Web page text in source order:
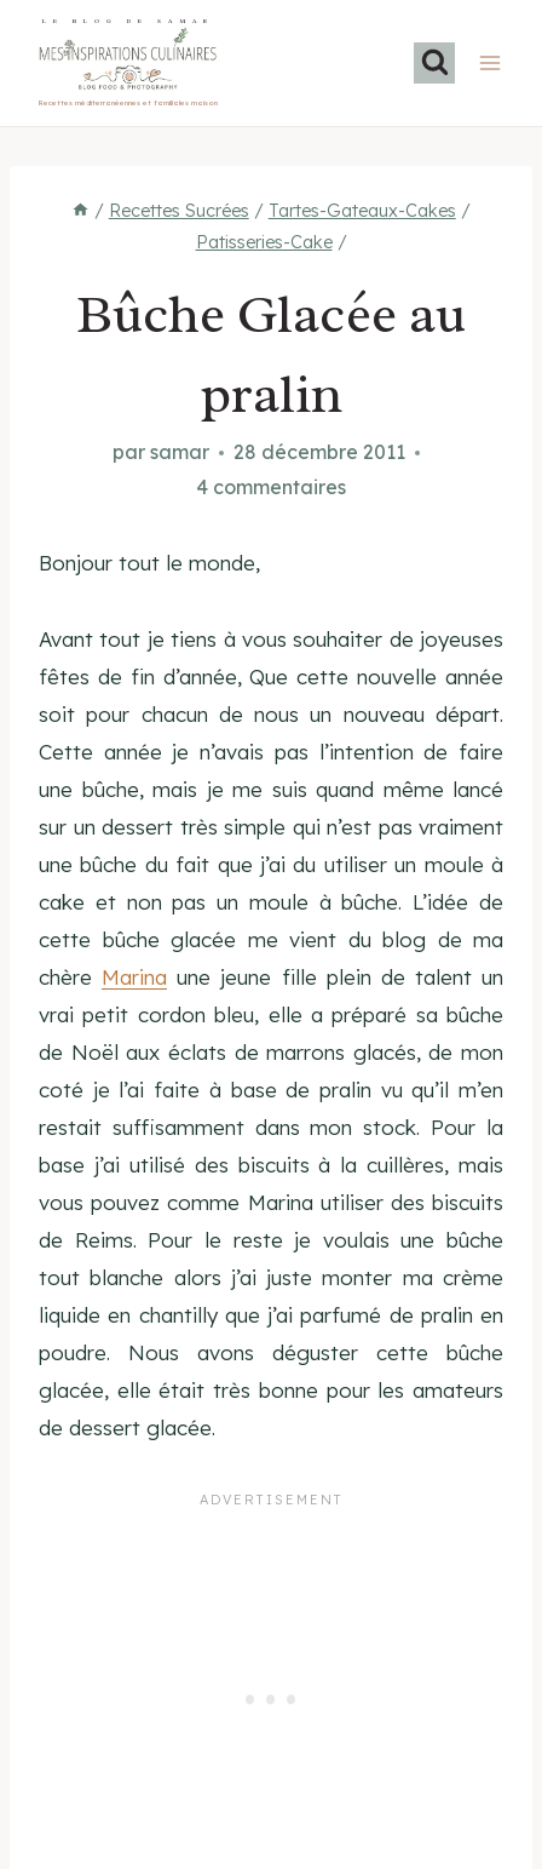
LE BLOG DE SAMAR
Recettes méditerranéennes et familiales maison
/ Recettes Sucrées / Tartes-Gateaux-Cakes /
Patisseries-Cake /
Bûche Glacée au
pralin
par samar
28 décembre 2011
4 commentaires
Bonjour tout le monde,
Avant tout je tiens à vous souhaiter de joyeuses
fêtes de fin d’année, Que cette nouvelle année
soit pour chacun de nous un nouveau départ.
Cette année je n’avais pas l’intention de faire
une bûche, mais je me suis quand même lancé
sur un dessert très simple qui n’est pas vraiment
une bûche du fait que j’ai du utiliser un moule à
cake et non pas un moule à bûche. L’idée de
cette bûche glacée me vient du blog de ma
chère Marina une jeune fille plein de talent un
vrai petit cordon bleu, elle a préparé sa bûche
de Noël aux éclats de marrons glacés, de mon
coté je l’ai faite à base de pralin vu qu’il m’en
restait suffisamment dans mon stock. Pour la
base j’ai utilisé des biscuits à la cuillères, mais
vous pouvez comme Marina utiliser des biscuits
de Reims. Pour le reste je voulais une bûche
tout blanche alors j’ai juste monter ma crème
liquide en chantilly que j’ai parfumé de pralin en
poudre. Nous avons déguster cette bûche
glacée, elle était très bonne pour les amateurs
de dessert glacée.